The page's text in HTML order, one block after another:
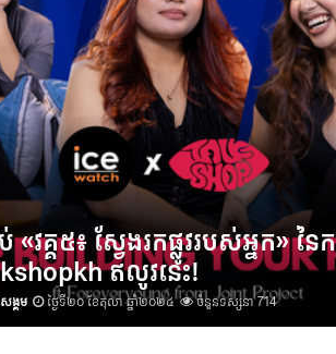
«វគ្គ៥៖ ស្វែងរកផ្លូវរបស់អ្នក» នៃ
ឥលូវនេះ!
ង្គម ថ្ងៃទី២០ ខែតុលា ឆ្នាំ២០២៤ ចំនួនទស្សនា 714